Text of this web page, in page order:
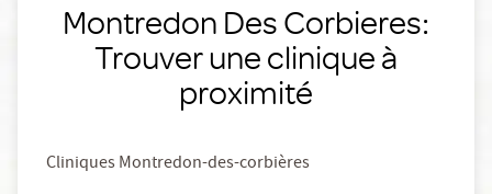
Montredon Des Corbieres:
Trouver une clinique à
proximité
Cliniques Montredon-des-corbières